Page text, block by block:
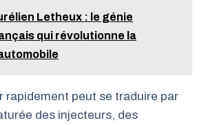
Letheux : le génie
qui révolutionne la
rapidement peut se traduire par
des injecteurs, des